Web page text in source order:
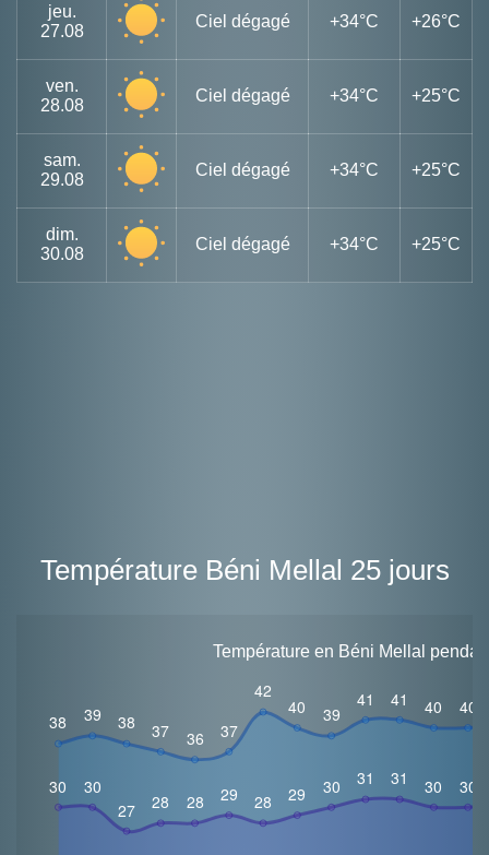
jeu.
27.08
Ciel dégagé +34°C +26°C
ven.
28.08
Ciel dégagé +34°C +25°C
sam.
29.08
Ciel dégagé +34°C +25°C
dim.
30.08
Ciel dégagé +34°C +25°C
Température Béni Mellal 25 jours
Température en Béni Mellal